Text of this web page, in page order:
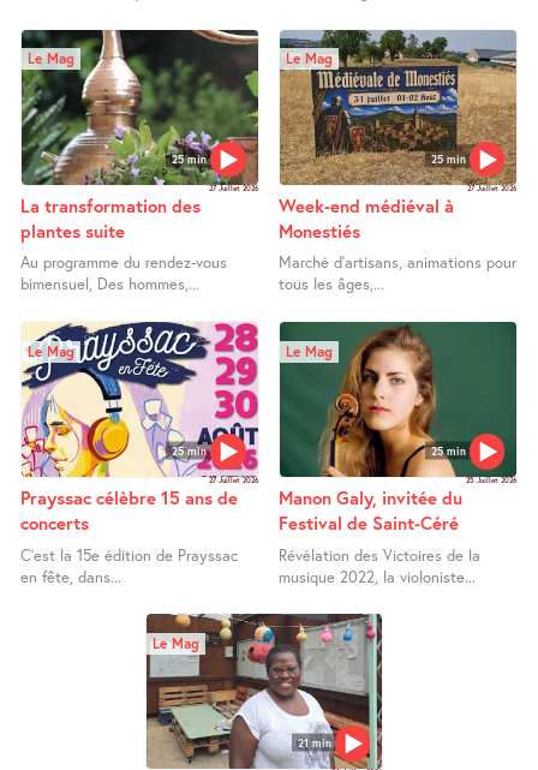
25 min
Le Mag
27 Juillet 2026
La transformation des
plantes suite
Au programme du rendez-vous
bimensuel, Des hommes,...
25 min
Le Mag
27 Juillet 2026
Week-end médiéval à
Monestiés
Marché d’artisans, animations pour
tous les âges,...
25 min
Le Mag
27 Juillet 2026
Prayssac célèbre 15 ans de
concerts
C’est la 15e édition de Prayssac
en fête, dans...
25 min
Le Mag
25 Juillet 2026
Manon Galy, invitée du
Festival de Saint-Céré
Révélation des Victoires de la
musique 2022, la violoniste...
21 min
Le Mag